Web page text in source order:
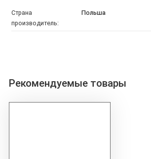
Страна
производитель:
Польша
Рекомендуемые товары